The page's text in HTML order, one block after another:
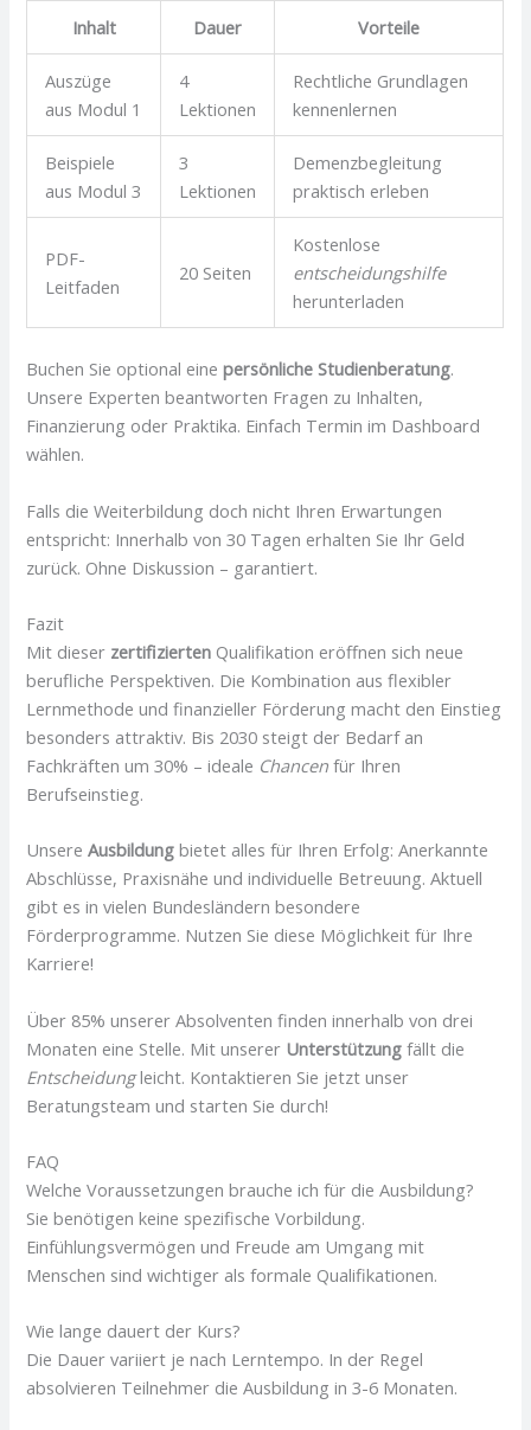
Inhalt
Dauer Vorteile
Auszüge
aus Modul 1
4
Lektionen
Rechtliche Grundlagen
kennenlernen
Beispiele
aus Modul 3
3
Lektionen
Demenzbegleitung
praktisch erleben
PDF-
Leitfaden
20 Seiten
Kostenlose
entscheidungshilfe
herunterladen
Buchen Sie optional einepersönliche Studienberatung.
Unsere Experten beantworten Fragen zu Inhalten,
Finanzierung oder Praktika. Einfach Termin im Dashboard
wählen.
Falls die Weiterbildung doch nicht Ihren Erwartungen
entspricht: Innerhalb von 30 Tagen erhalten Sie Ihr Geld
zurück. Ohne Diskussion – garantiert.
Fazit
Mit dieser zertifizierten Qualifikation eröffnen sich neue
berufliche Perspektiven. Die Kombination aus flexibler
Lernmethode und finanzieller Förderung macht den Einstieg
besonders attraktiv. Bis 2030 steigt der Bedarf an
Fachkräften um 30% – ideale Chancen für Ihren
Berufseinstieg.
UnsereAusbildung bietet alles für Ihren Erfolg: Anerkannte
Abschlüsse, Praxisnähe und individuelle Betreuung. Aktuell
gibt es in vielen Bundesländern besondere
Förderprogramme. Nutzen Sie diese Möglichkeit für Ihre
Karriere!
Über 85% unserer Absolventen finden innerhalb von drei
Monaten eine Stelle. Mit unserer Unterstützung fällt die
Entscheidungleicht. Kontaktieren Sie jetzt unser
Beratungsteam und starten Sie durch!
FAQ
Welche Voraussetzungen brauche ich für die Ausbildung?
Sie benötigen keine spezifische Vorbildung.
Einfühlungsvermögen und Freude am Umgang mit
Menschen sind wichtiger als formale Qualifikationen.
Wie lange dauert der Kurs?
Die Dauer variiert je nach Lerntempo. In der Regel
absolvieren Teilnehmer die Ausbildung in 3-6 Monaten.